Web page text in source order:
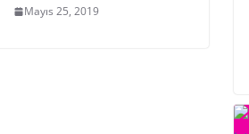
Mayıs 25, 2019